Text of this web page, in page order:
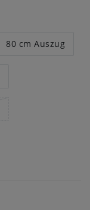
80 cm Auszug